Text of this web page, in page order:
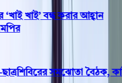
খাই’ বন্ধ করার আহ্বান
সমঝোতা বৈঠক, কাটল